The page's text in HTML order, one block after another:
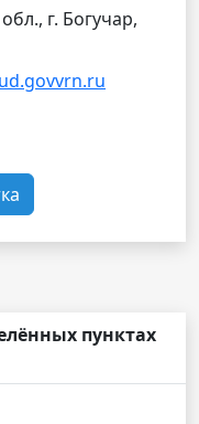
г. Богучар,
пунктах